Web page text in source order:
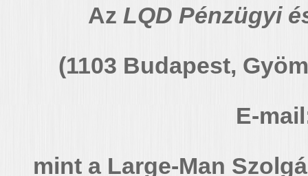
Az LQD Pénzügyi
(1103 Budapest,
E-
mint a Large-Man